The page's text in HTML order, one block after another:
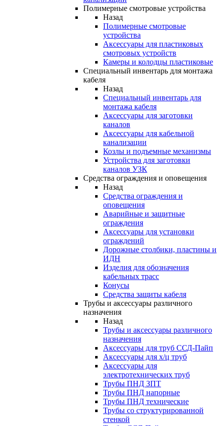
Полимерные смотровые устройства
Назад
Полимерные смотровые
устройства
Аксессуары для пластиковых
смотровых устройств
Камеры и колодцы пластиковые
Специальный инвентарь для монтажа
кабеля
Назад
Специальный инвентарь для
монтажа кабеля
Аксессуары для заготовки
каналов
Аксессуары для кабельной
канализации
Козлы и подъемные механизмы
Устройства для заготовки
каналов УЗК
Средства ограждения и оповещения
Назад
Средства ограждения и
оповещения
Аварийные и защитные
ограждения
Аксессуары для установки
ограждений
Дорожные столбики, пластины и
ИДН
Изделия для обозначения
кабельных трасс
Конусы
Средства защиты кабеля
Трубы и аксессуары различного
назначения
Назад
Трубы и аксессуары различного
назначения
Аксессуары для труб ССД-Пайп
Аксессуары для х/ц труб
Аксессуары для
электротехнических труб
Трубы ПНД ЗПТ
Трубы ПНД напорные
Трубы ПНД технические
Трубы со структурированной
стенкой